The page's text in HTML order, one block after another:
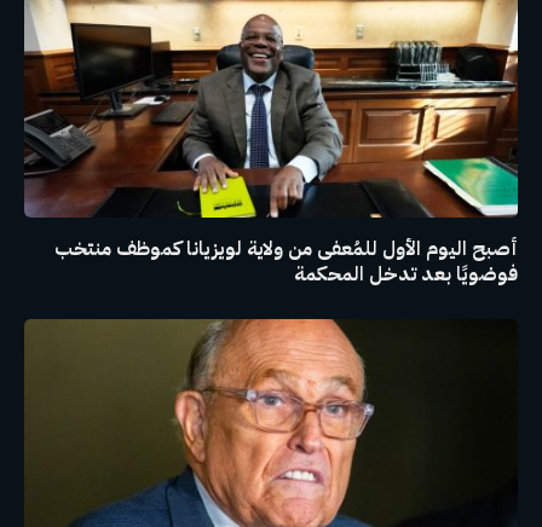
أصبح اليوم الأول للمُعفى من ولاية لويزيانا كموظف منتخب
فوضويًا بعد تدخل المحكمة